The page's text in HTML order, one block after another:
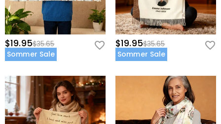
$19.95$35.65
Sommer Sale
$19.95$35.65
Sommer Sale